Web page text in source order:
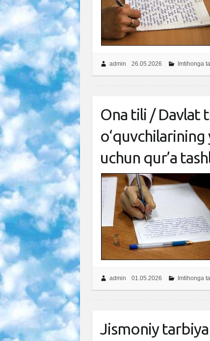
admin 26.05.2026 Imtihonga
Ona tili / Davlat
uchun qur’a
admin 01.05.2026 Imtihonga
Jismoniy